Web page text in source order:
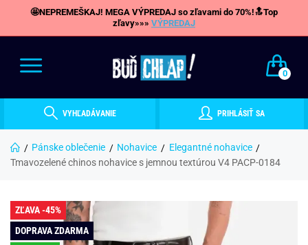
🤩NEPREMEŠKAJ! MEGA VÝPREDAJ so zľavami do 70%!🔝Top
zľavy»»» VÝPREDAJ
0
VYHĽADÁVANIE PRIHLÁSIŤ SA
Pánske oblečenie Nohavice
Elegantné nohavice
Tmavozelené chinos nohavice s jemnou textúrou V4 PACP-0184
ZĽAVA -45%
DOPRAVA ZDARMA